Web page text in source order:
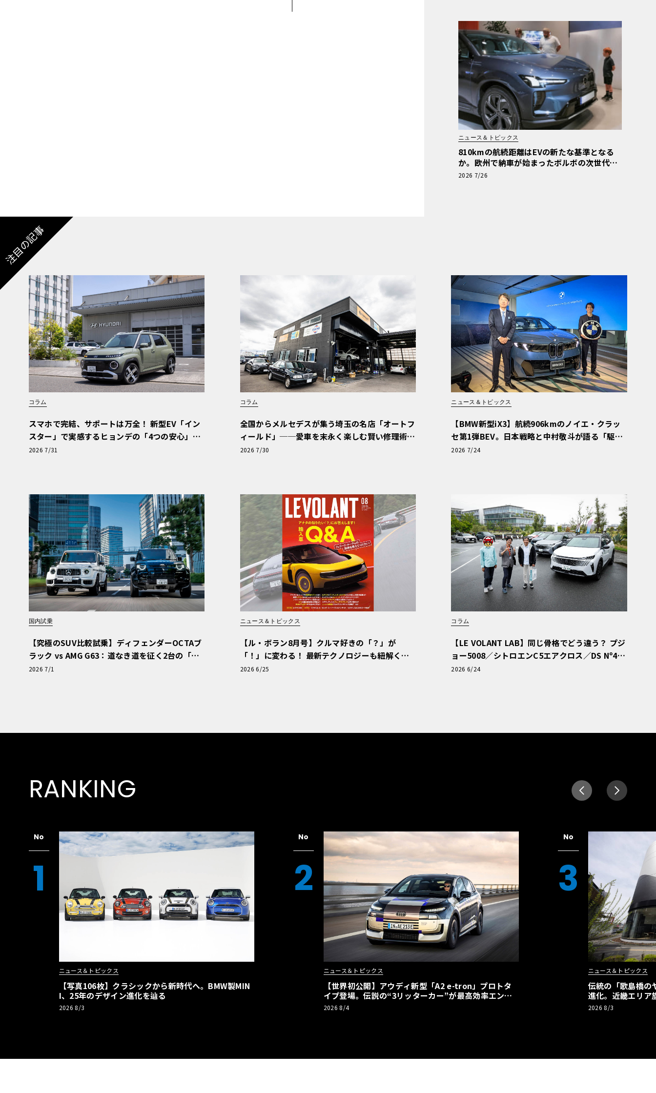
ニュース＆トピックス
810kmの航続距離はEVの新たな基準となる
か。欧州で納車が始まったボルボの次世代SU
V「EX60」
2026 7/26
注目の記事
コラム
スマホで完結、サポートは万全！ 新型EV「イン
スター」で実感するヒョンデの「4つの安心」
【第1回・ヒョンデ6つの疑問：Why? Hyunda
2026 7/31
コラム
全国からメルセデスが集う埼玉の名店「オートフ
ィールド」──愛車を末永く楽しむ賢い修理術
と、プロがフックス製オイルを選ぶ理由〈PR〉
2026 7/30
ニュース＆トピックス
【BMW新型iX3】航続906kmのノイエ・クラッ
セ第1弾BEV。日本戦略と中村敬斗が語る「駆け
ぬける歓び」
2026 7/24
国内試乗
【究極のSUV比較試乗】ディフェンダーOCTAブ
ラック vs AMG G63：道なき道を征く2台の「対
極的アプローチ」
2026 7/1
ニュース＆トピックス
【ル・ボラン8月号】クルマ好きの「？」が
「！」に変わる！ 最新テクノロジーも紐解く
「輸入車Q&A」
2026 6/25
コラム
【LE VOLANT LAB】同じ骨格でどう違う？ プジ
ョー5008／シトロエンC5エアクロス／DS Nº4
読者一気乗りレポート
2026 6/24
RANKING
No
1
ニュース＆トピックス
【写真106枚】クラシックから新時代へ。BMW製MIN
I、25年のデザイン進化を辿る
2026 8/3
No
2
ニュース＆トピックス
【世界初公開】アウディ新型「A2 e-tron」プロトタ
イプ登場。伝説の“3リッターカー”が最高効率エント
リーBEVとして復活【画像38枚】
2026 8/4
No
3
ニュース＆トピックス
伝統の「歌島橋の
進化。近畿エリア
ーアル
2026 8/3